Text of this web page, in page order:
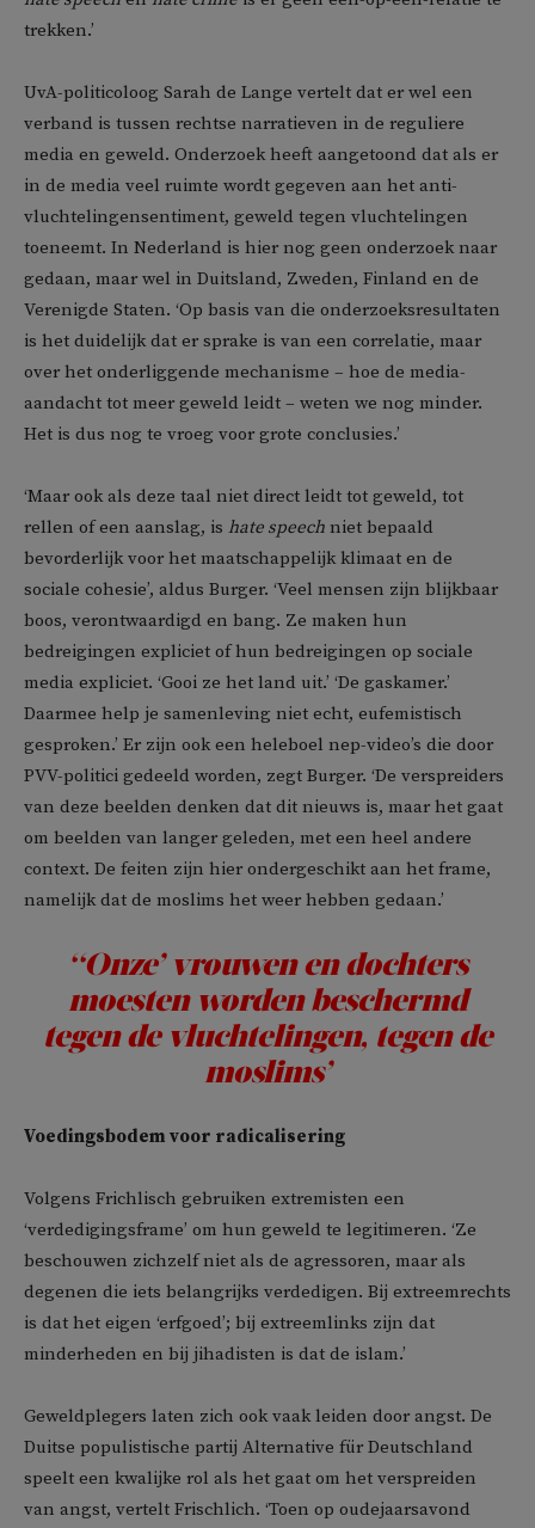
trekken.’
UvA-politicoloog Sarah de Lange vertelt dat er wel een
verband is tussen rechtse narratieven in de reguliere
media en geweld. Onderzoek heeft aangetoond dat als er
in de media veel ruimte wordt gegeven aan het anti-
vluchtelingensentiment, geweld tegen vluchtelingen
toeneemt. In Nederland is hier nog geen onderzoek naar
gedaan, maar wel in Duitsland, Zweden, Finland en de
Verenigde Staten. ‘Op basis van die onderzoeksresultaten
is het duidelijk dat er sprake is van een correlatie, maar
over het onderliggende mechanisme – hoe de media-
aandacht tot meer geweld leidt – weten we nog minder.
Het is dus nog te vroeg voor grote conclusies.’
‘Maar ook als deze taal niet direct leidt tot geweld, tot
rellen of een aanslag, is hate speech niet bepaald
bevorderlijk voor het maatschappelijk klimaat en de
sociale cohesie’, aldus Burger. ‘Veel mensen zijn blijkbaar
boos, verontwaardigd en bang. Ze maken hun
bedreigingen expliciet of hun bedreigingen op sociale
media expliciet. ‘Gooi ze het land uit.’ ‘De gaskamer.’
Daarmee help je samenleving niet echt, eufemistisch
gesproken.’ Er zijn ook een heleboel nep-video’s die door
PVV-politici gedeeld worden, zegt Burger. ‘De verspreiders
van deze beelden denken dat dit nieuws is, maar het gaat
om beelden van langer geleden, met een heel andere
context. De feiten zijn hier ondergeschikt aan het frame,
namelijk dat de moslims het weer hebben gedaan.’
‘‘Onze’ vrouwen en dochters
moesten worden beschermd
tegen de vluchtelingen, tegen de
moslims’
Voedingsbodem voor radicalisering
Volgens Frichlisch gebruiken extremisten een
‘verdedigingsframe’ om hun geweld te legitimeren. ‘Ze
beschouwen zichzelf niet als de agressoren, maar als
degenen die iets belangrijks verdedigen. Bij extreemrechts
is dat het eigen ‘erfgoed’; bij extreemlinks zijn dat
minderheden en bij jihadisten is dat de islam.’
Geweldplegers laten zich ook vaak leiden door angst. De
Duitse populistische partij Alternative für Deutschland
speelt een kwalijke rol als het gaat om het verspreiden
van angst, vertelt Frischlich. ‘Toen op oudejaarsavond